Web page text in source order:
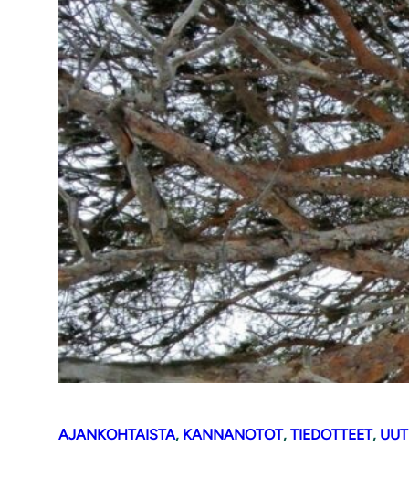
AJANKOHTAISTA, KANNANOTOT, TIEDOTTEET,